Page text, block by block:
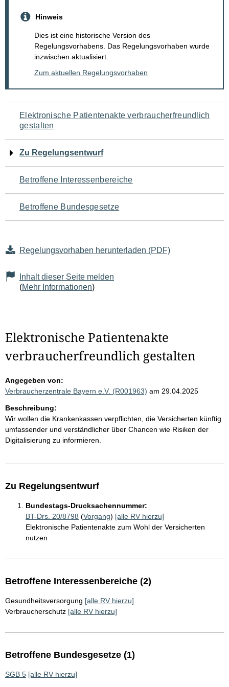
Hinweis
Dies ist eine historische Version des
Regelungsvorhabens. Das Regelungsvorhaben wurde
inzwischen aktualisiert.
Zum aktuellen Regelungsvorhaben
Navigation
für
den
Seiteninhalt
Elektronische Patientenakte verbraucherfreundlich
gestalten
Zu Regelungsentwurf
Betroffene Interessenbereiche
Betroffene Bundesgesetze
Regelungsvorhaben herunterladen (PDF)
Inhalt dieser Seite melden
(Mehr Informationen)
Elektronische Patientenakte
verbraucherfreundlich gestalten
Angegeben von:
Verbraucherzentrale Bayern e.V. (R001963) am 29.04.2025
Beschreibung:
Wir wollen die Krankenkassen verpflichten, die Versicherten künftig
umfassender und verständlicher über Chancen wie Risiken der
Digitalisierung zu informieren.
Zu Regelungsentwurf
Bundestags-Drucksachennummer:
BT-Drs. 20/8798 (Vorgang) [alle RV hierzu]
Elektronische Patientenakte zum Wohl der Versicherten
nutzen
Betroffene Interessenbereiche (2)
Gesundheitsversorgung [alle RV hierzu]
Verbraucherschutz [alle RV hierzu]
Betroffene Bundesgesetze (1)
SGB 5 [alle RV hierzu]